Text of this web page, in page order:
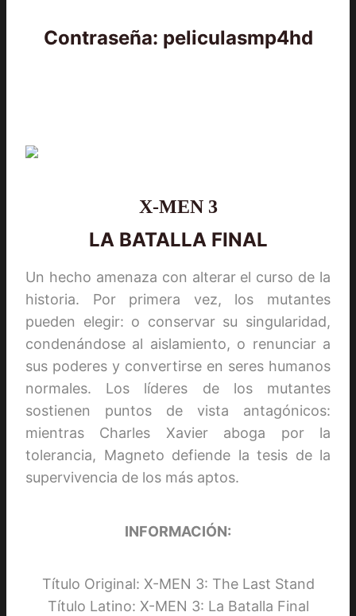
Contraseña: peliculasmp4hd
X-MEN 3
LA BATALLA FINAL
Un hecho amenaza con alterar el curso de la
historia. Por primera vez, los mutantes
pueden elegir: o conservar su singularidad,
condenándose al aislamiento, o renunciar a
sus poderes y convertirse en seres humanos
normales. Los líderes de los mutantes
sostienen puntos de vista antagónicos:
mientras Charles Xavier aboga por la
tolerancia, Magneto defiende la tesis de la
supervivencia de los más aptos.
INFORMACIÓN:
Título Original: X-MEN 3: The Last Stand
Título Latino: X-MEN 3: La Batalla Final